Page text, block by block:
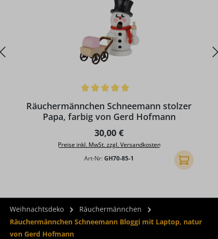
Räuchermännchen Schneemann stolzer
Papa, farbig von Gerd Hofmann
Regulärer Preis:
30,00 €
Preise inkl. MwSt. zzgl. Versandkosten
Art-Nr:GH70-85-1 In den
Weihnachtsdeko
Räuchermännchen
Räuchermännchen Schneemann Bloggi mit Laptop, natur
von Gerd Hofmann